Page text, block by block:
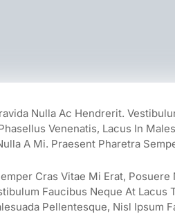
Nulla Ac Hendrerit.
Venenatis, Lacus In
A Mi. Praesent Pharetra
Cras Vitae Mi Erat,
Faucibus Neque At
Pellentesque, Nisl Ipsum